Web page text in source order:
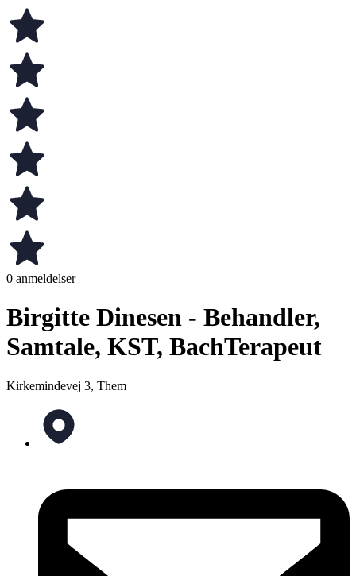
0 anmeldelser
Birgitte Dinesen - Behandler,
Samtale, KST, BachTerapeut
Kirkemindevej 3, Them